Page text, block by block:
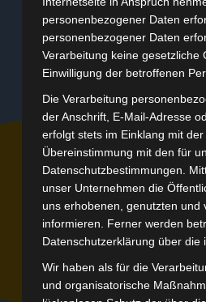
personenbezogener Daten
personenbezogener Daten
Verarbeitung keine
Einwilligung der betroffenen
Die Verarbeitung
der Anschrift, E-Mail-Adresse
erfolgt stets im Einklang mit
Übereinstimmung mit den für
Datenschutzbestimmungen.
unser Unternehmen die
uns erhobenen, genutzten
informieren. Ferner werden
Datenschutzerklärung über die
Wir haben als für die
und organisatorische